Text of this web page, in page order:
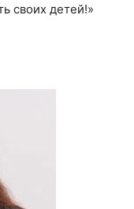
своих детей!»